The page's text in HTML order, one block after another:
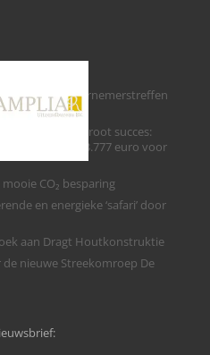
Fries Ondernemerstreffen
groot succes:
Heida en 3.777 euro voor
CO₂ besparing
en energieke ‘safari’ door
aan Dragt Houtkonstruktie
de nieuwe Streekomroep De